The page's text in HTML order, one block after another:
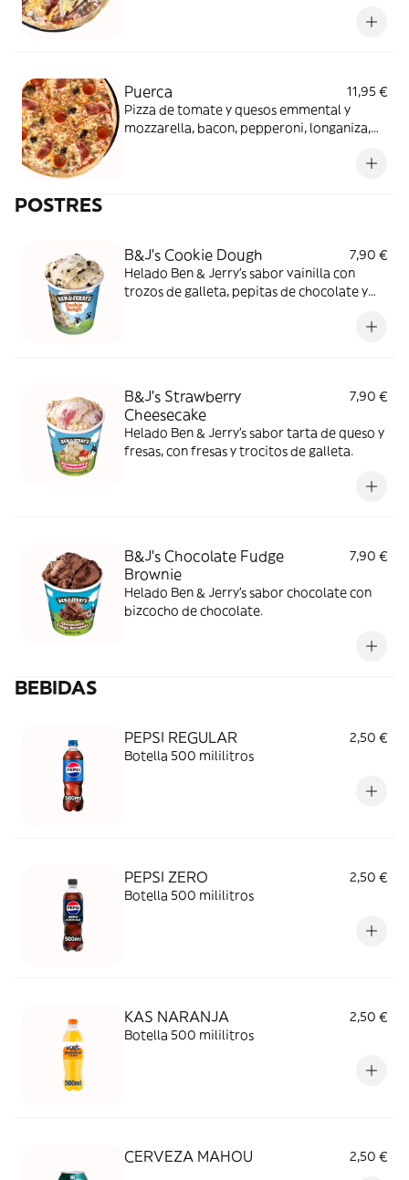
Puerca
11,95 €
Pizza de tomate y quesos emmental y
mozzarella, bacon, pepperoni, longaniza,
POSTRES
B&J's Cookie Dough
7,90 €
Helado Ben & Jerry's sabor vainilla con
trozos de galleta, pepitas de chocolate y
B&J's Strawberry
Cheesecake
7,90 €
Helado Ben & Jerry's sabor tarta de queso y
fresas, con fresas y trocitos de galleta.
B&J's Chocolate Fudge
Brownie
7,90 €
Helado Ben & Jerry's sabor chocolate con
bizcocho de chocolate.
BEBIDAS
PEPSI REGULAR
2,50 €
Botella 500 mililitros
PEPSI ZERO
2,50 €
Botella 500 mililitros
KAS NARANJA
2,50 €
Botella 500 mililitros
CERVEZA MAHOU 2,50 €